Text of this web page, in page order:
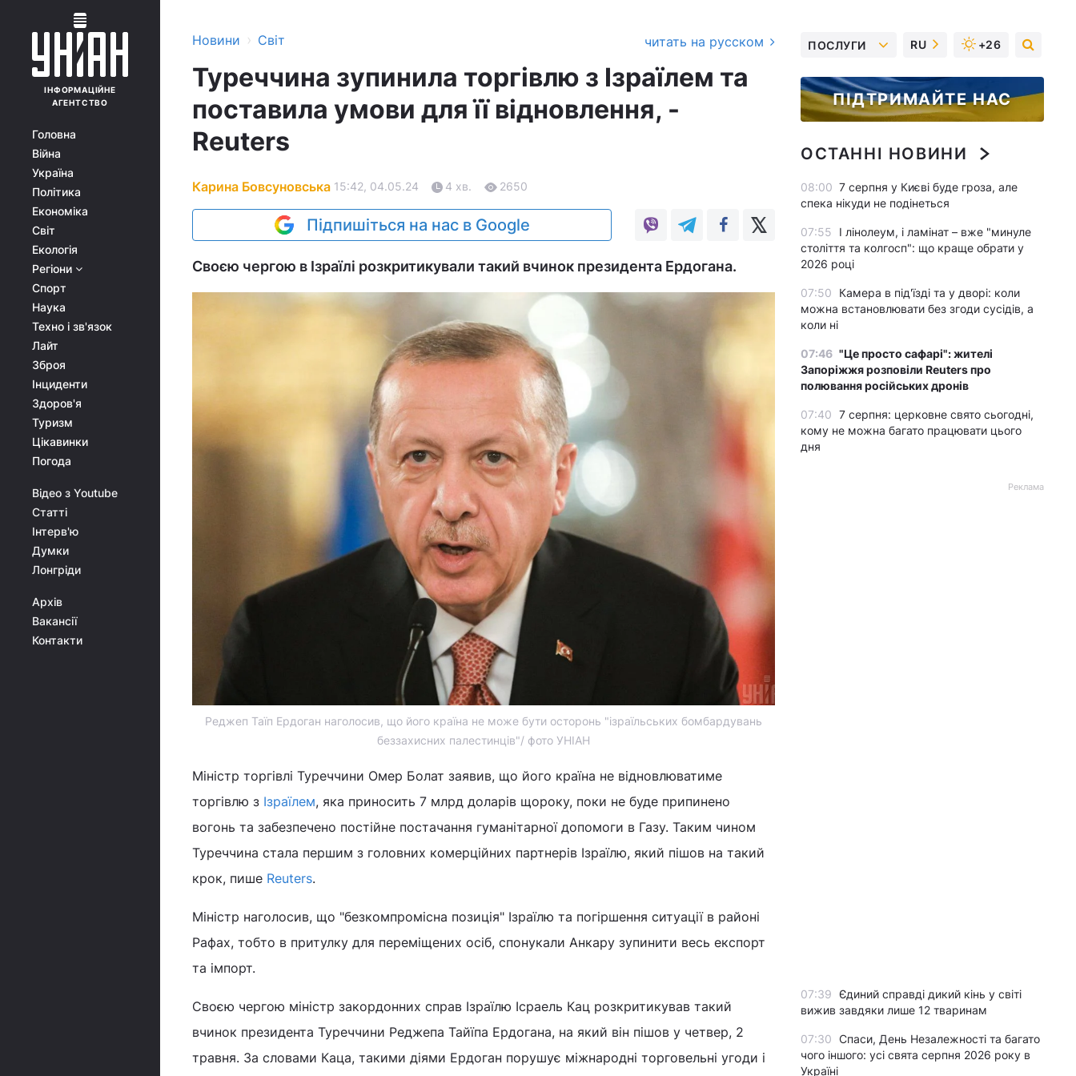
ІНФОРМАЦІЙНЕ
АГЕНТСТВО
Головна
Війна
Україна
Політика
Економіка
Світ
Екологія
Регіони
Спорт
Наука
Техно і зв'язок
Лайт
Зброя
Інциденти
Здоров'я
Туризм
Цікавинки
Погода
Відео з Youtube
Статті
Інтерв'ю
Думки
Лонгріди
Архів
Вакансії
Контакти
Новини › Світ читать на русском
Туреччина зупинила торгівлю з Ізраїлем та
поставила умови для її відновлення, -
Reuters
Карина Бовсуновська 15:42, 04.05.24 4 хв. 2650
Підпишіться на нас в Google
Своєю чергою в Ізраїлі розкритикували такий вчинок президента Ердогана.
Реджеп Таїп Ердоган наголосив, що його країна не може бути осторонь "ізраїльських бомбардувань
беззахисних палестинців"/ фото УНІАН
Міністр торгівлі Туреччини Омер Болат заявив, що його країна не відновлюватиме
торгівлю з Ізраїлем, яка приносить 7 млрд доларів щороку, поки не буде припинено
вогонь та забезпечено постійне постачання гуманітарної допомоги в Газу. Таким чином
Туреччина стала першим з головних комерційних партнерів Ізраїлю, який пішов на такий
крок, пише Reuters.
Міністр наголосив, що "безкомпромісна позиція" Ізраїлю та погіршення ситуації в районі
Рафах, тобто в притулку для переміщених осіб, спонукали Анкару зупинити весь експорт
та імпорт.
Своєю чергою міністр закордонних справ Ізраїлю Ісраель Кац розкритикував такий
вчинок президента Туреччини Реджепа Тайїпа Ердогана, на який він пішов у четвер, 2
травня. За словами Каца, такими діями Ердоган порушує міжнародні торговельні угоди і
ПОСЛУГИ RU +26
ПІДТРИМАЙТЕ НАС
ОСТАННІ НОВИНИ
08:00 7 серпня у Києві буде гроза, але
спека нікуди не подінеться
07:55
І лінолеум, і ламінат – вже "минуле
століття та колгосп": що краще обрати у
2026 році
07:50
Камера в під'їзді та у дворі: коли
можна встановлювати без згоди сусідів, а
коли ні
07:46 "Це просто сафарі": жителі
Запоріжжя розповіли Reuters про
полювання російських дронів
07:40 7 серпня: церковне свято сьогодні,
кому не можна багато працювати цього
дня
Реклама
07:39 Єдиний справді дикий кінь у світі
вижив завдяки лише 12 тваринам
07:30 Спаси, День Незалежності та багато
чого іншого: усі свята серпня 2026 року в
Україні